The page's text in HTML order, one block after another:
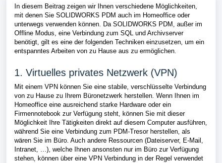
In diesem Beitrag zeigen wir Ihnen verschiedene Möglichkeiten,
mit denen Sie SOLIDWORKS PDM auch im Homeoffice oder
unterwegs verwenden können. Da SOLIDWORKS PDM, außer im
Offline Modus, eine Verbindung zum SQL und Archivserver
benötigt, gilt es eine der folgenden Techniken einzusetzen, um ein
entspanntes Arbeiten von zu Hause aus zu ermöglichen.
1. Virtuelles privates Netzwerk (VPN)
Mit einem VPN können Sie eine stabile, verschlüsselte Verbindung
von zu Hause zu Ihrem Büronetzwerk herstellen. Wenn Ihnen im
Homeoffice eine ausreichend starke Hardware oder ein
Firmennotebook zur Verfügung steht, können Sie mit dieser
Möglichkeit Ihre Tätigkeiten direkt auf diesem Computer ausführen,
während Sie eine Verbindung zum PDM-Tresor herstellen, als
wären Sie im Büro. Auch andere Ressourcen (Dateiserver, E-Mail,
Intranet, …), welche Ihnen ansonsten nur im Büro zur Verfügung
stehen, können über eine VPN Verbindung in der Regel verwendet